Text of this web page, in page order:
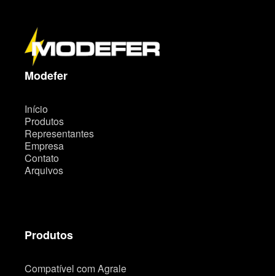
Modefer
Início
Produtos
Representantes
Empresa
Contato
Arquivos
Produtos
Compatível com Agrale